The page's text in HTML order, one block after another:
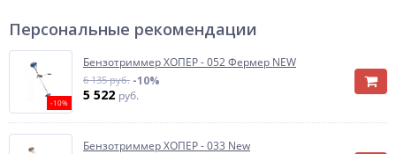
Персональные рекомендации
-10%
Бензотриммер ХОПЕР - 052 Фермер NEW
6 135 руб. -10%
5 522 руб.
Бензотриммер ХОПЕР - 033 New